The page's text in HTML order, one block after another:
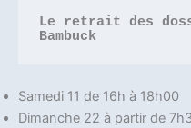
Le retrait des
Bambuck
Samedi 11 de 16h à 18h00
Dimanche 22 à partir de